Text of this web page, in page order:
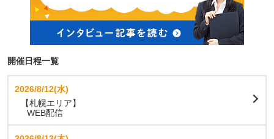
開催日程一覧
2026/8/12(水)
【札幌エリア】
WEB配信